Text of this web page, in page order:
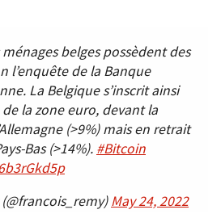
ménages belges possèdent des
l’enquête de la Banque
La Belgique s’inscrit ainsi
la zone euro, devant la
(>9%) mais en retrait
Bas (>14%). #Bitcoin
May 24, 2022